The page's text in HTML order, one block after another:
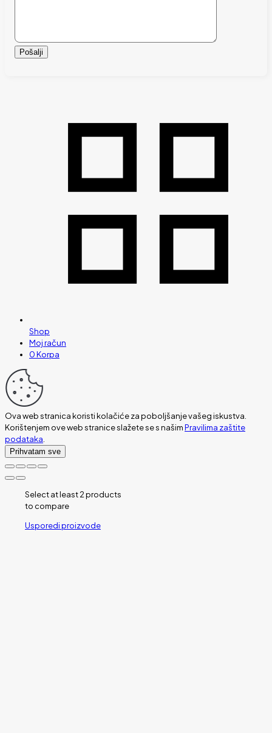
Shop
Moj račun
0Korpa
Ova web stranica koristi kolačiće za poboljšanje vašeg iskustva.
Korištenjem ove web stranice slažete se s našimPravilima zaštite
podataka.
Prihvatam sve
Select at least 2 products
to compare
Usporedi proizvode